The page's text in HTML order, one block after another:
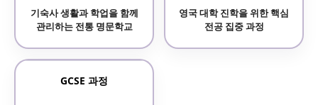
기숙사 생활과 학업을 함께
관리하는 전통 명문학교
영국 대학 진학을 위한 핵심
전공 집중 과정
GCSE 과정